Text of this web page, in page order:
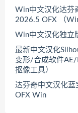
Win中文汉化达芬
2026.5 OFX （
Win中文汉化独立
最新中文汉化
变形/合成软件
抠像工具）
达芬奇中文汉化蓝
OFX Win